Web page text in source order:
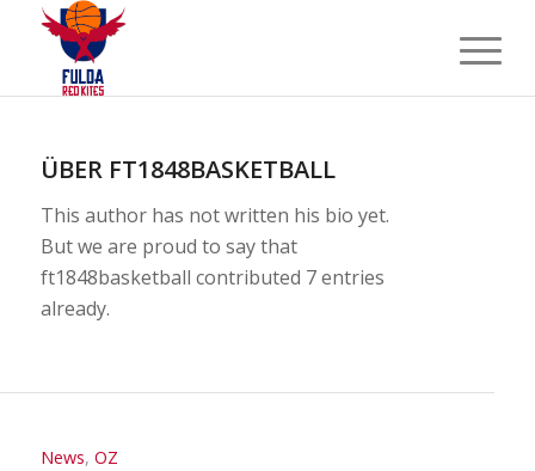
ÜBER FT1848BASKETBALL
This author has not written his bio yet.
But we are proud to say that
ft1848basketball contributed 7 entries
already.
News, OZ